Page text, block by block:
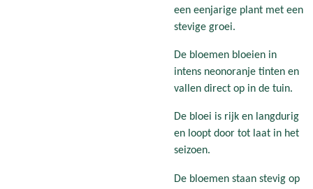
een eenjarige plant met een
stevige groei.
De bloemen bloeien in
intens neonoranje tinten en
vallen direct op in de tuin.
De bloei is rijk en langdurig
en loopt door tot laat in het
seizoen.
De bloemen staan stevig op